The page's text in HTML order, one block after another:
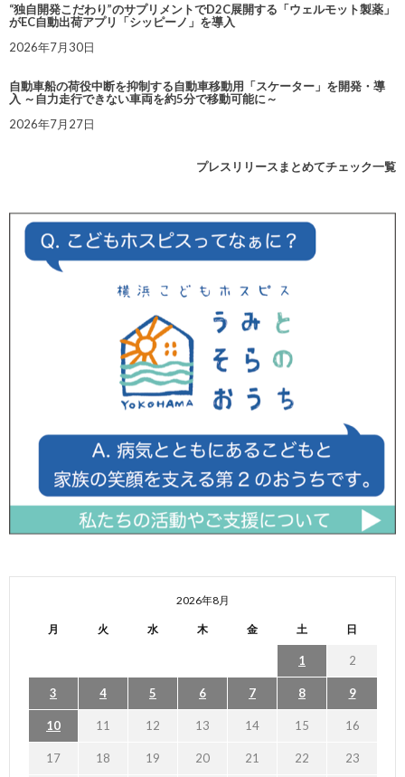
“独自開発こだわり”のサプリメントでD2C展開する「ウェルモット製薬」
がEC自動出荷アプリ「シッピーノ」を導入
2026年7月30日
自動車船の荷役中断を抑制する自動車移動用「スケーター」を開発・導
入 ～自力走行できない車両を約5分で移動可能に～
2026年7月27日
プレスリリースまとめてチェック一覧
2026年8月
月 火 水 木 金 土 日
1 2
3 4 5 6 7 8 9
10 11 12 13 14 15 16
17 18 19 20 21 22 23